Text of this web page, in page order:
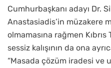
Cumhurbaşkanı adayı Dr.
Anastasiadis’in müzakere
olmamasına rağmen
sessiz kalışının da ona
“Masada çözüm iradesi ve